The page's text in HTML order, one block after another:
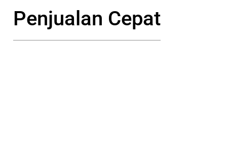
Penjualan Cepat